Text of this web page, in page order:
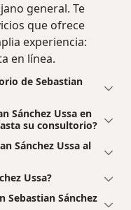
general. Te
que ofrece
experiencia:
en línea.
de Sebastian
Sánchez Ussa en
su consultorio?
Sánchez Ussa al
Ussa?
Sebastian Sánchez